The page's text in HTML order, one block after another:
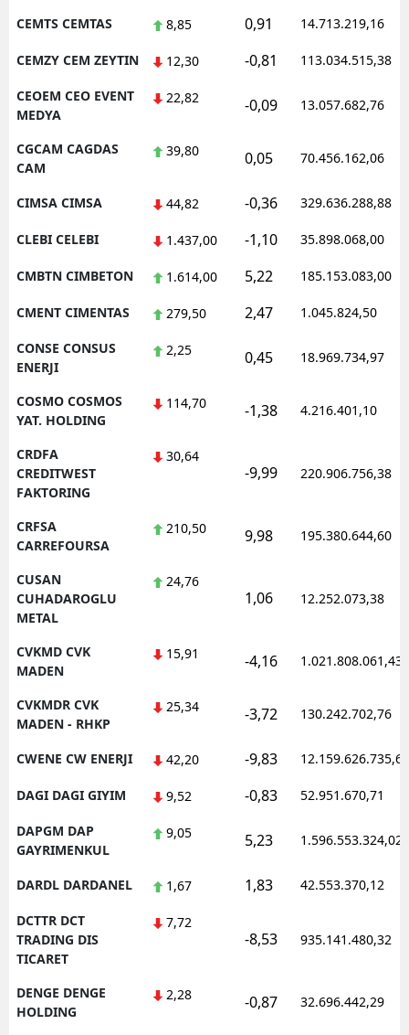
CEMTS CEMTAS 8,85 0,91 14.713.219,16
CEMZY CEM ZEYTIN 12,30 -0,81 113.034.515,38
CEOEM CEO EVENT
MEDYA
22,82 -0,09 13.057.682,76
CGCAM CAGDAS
CAM
39,80 0,05 70.456.162,06
CIMSA CIMSA 44,82 -0,36 329.636.288,88
CLEBI CELEBI 1.437,00 -1,10 35.898.068,00
CMBTN CIMBETON 1.614,00 5,22 185.153.083,00
CMENT CIMENTAS 279,50 2,47 1.045.824,50
CONSE CONSUS
ENERJI
2,25 0,45 18.969.734,97
COSMO COSMOS
YAT. HOLDING
114,70 -1,38 4.216.401,10
CRDFA
CREDITWEST
FAKTORING
30,64
-9,99 220.906.756,38
CRFSA
CARREFOURSA
210,50 9,98 195.380.644,60
CUSAN
CUHADAROGLU
METAL
24,76
1,06 12.252.073,38
CVKMD CVK
MADEN
15,91 -4,16 1.021.808.061,43
CVKMDR CVK
MADEN - RHKP
25,34 -3,72 130.242.702,76
CWENE CW ENERJI 42,20 -9,83 12.159.626.735,62
DAGI DAGI GIYIM 9,52 -0,83 52.951.670,71
DAPGM DAP
GAYRIMENKUL
9,05 5,23 1.596.553.324,02
DARDL DARDANEL 1,67 1,83 42.553.370,12
DCTTR DCT
TRADING DIS
TICARET
7,72
-8,53 935.141.480,32
DENGE DENGE
HOLDING
2,28 -0,87 32.696.442,29